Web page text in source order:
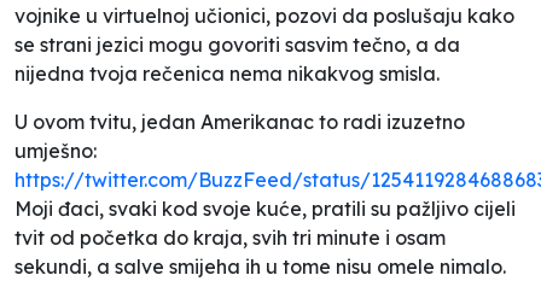
vojnike u virtuelnoj učionici, pozovi da poslušaju kako
se strani jezici mogu govoriti sasvim tečno, a da
nijedna tvoja rečenica nema nikakvog smisla.
U ovom tvitu, jedan Amerikanac to radi izuzetno
umješno:
https://twitter.com/BuzzFeed/status/
Moji đaci, svaki kod svoje kuće, pratili su pažljivo cijeli
tvit od početka do kraja, svih tri minute i osam
sekundi, a salve smijeha ih u tome nisu omele nimalo.